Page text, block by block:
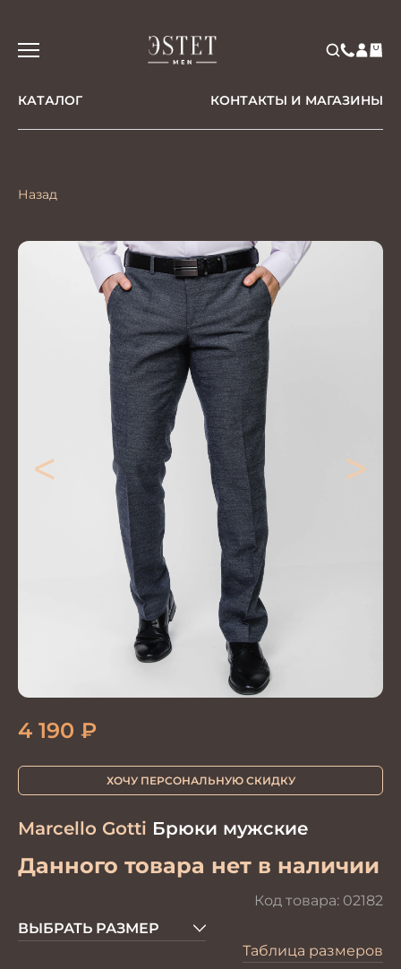
КАТАЛОГ КОНТАКТЫ И МАГАЗИНЫ
Назад
< >
Marcello Gotti Брюки мужские
Данного товара нет в наличии
Код товара: 02182
4 190 ₽
ХОЧУ ПЕРСОНАЛЬНУЮ СКИДКУ
ВЫБРАТЬ РАЗМЕР
Таблица размеров